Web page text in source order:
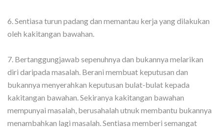
6. Sentiasa turun padang dan memantau kerja yang dilakukan
oleh kakitangan bawahan.
7. Bertanggungjawab sepenuhnya dan bukannya melarikan
diri daripada masalah. Berani membuat keputusan dan
bukannya menyerahkan keputusan bulat-bulat kepada
kakitangan bawahan. Sekiranya kakitangan bawahan
mempunyai masalah, berusahalah utnuk membantu bukannya
menambahkan lagi masalah. Sentiasa memberi semangat